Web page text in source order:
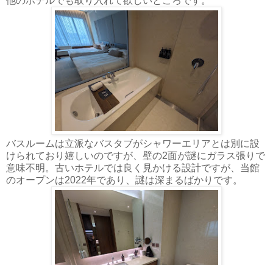
バスルームは立派なバスタブがシャワーエリアとは別に設
けられており嬉しいのですが、壁の2面が謎にガラス張りで
意味不明。古いホテルでは良く見かける設計ですが、当館
のオープンは2022年であり、謎は深まるばかりです。